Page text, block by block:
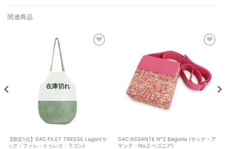
関連商品
在庫切れ
【限定1点】SAC FILET TRESSE Lagon(サ
ック・フィレ・トゥレス・ラゴン)
お気に
入りに
追加し
ました
SAC ASSANTE N°2 Begonia (サック・ア
サンテ・No.2 ベゴニア)